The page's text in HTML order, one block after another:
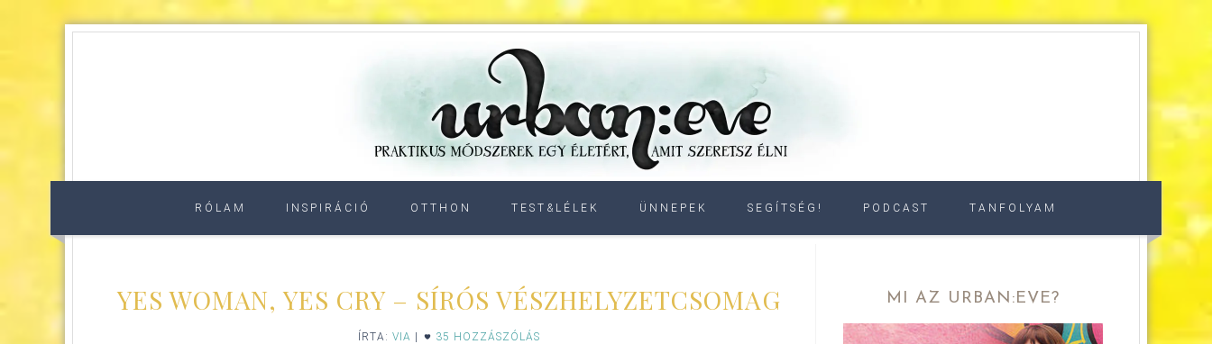
RÓLAM INSPIRÁCIÓ OTTHON TEST&LÉLEK ÜNNEPEK SEGÍTSÉG! PODCAST TANFOLYAM
YES WOMAN, YES CRY – SÍRÓS VÉSZHELYZETCSOMAG
ÍRTA: VIA 35 HOZZÁSZÓLÁS
MI AZ URBAN:EVE?